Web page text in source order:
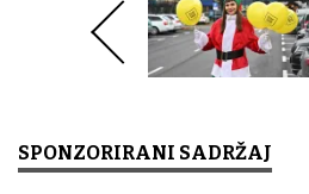
SPONZORIRANI SADRŽAJ